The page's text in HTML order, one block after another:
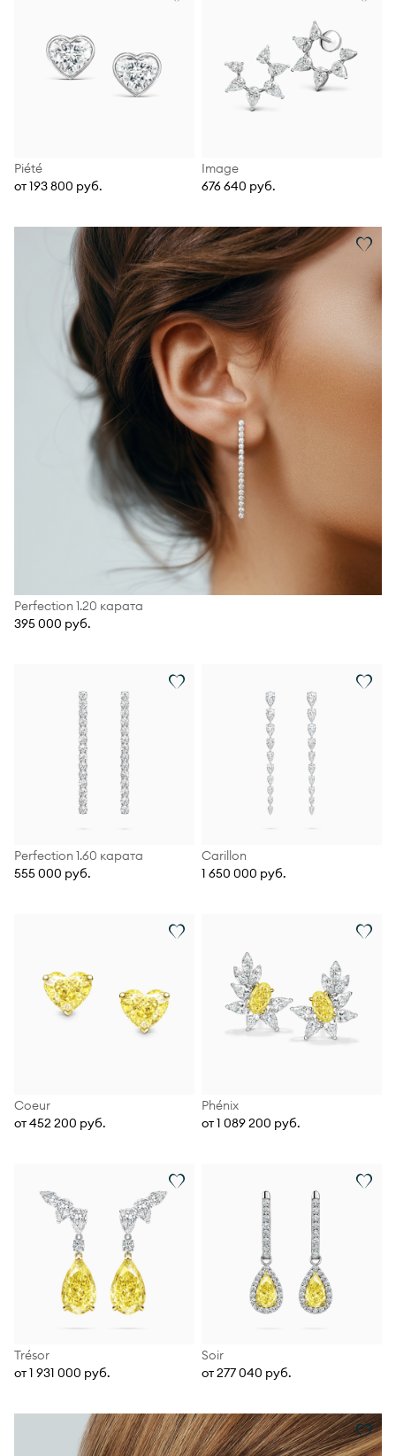
Piété
от 193 800 руб.
Image
676 640 руб.
Perfection 1.20 карата
395 000 руб.
Perfection 1.60 карата
555 000 руб.
Carillon
1 650 000 руб.
Coeur
от 452 200 руб.
Phénix
от 1 089 200 руб.
Trésor
от 1 931 000 руб.
Soir
от 277 040 руб.